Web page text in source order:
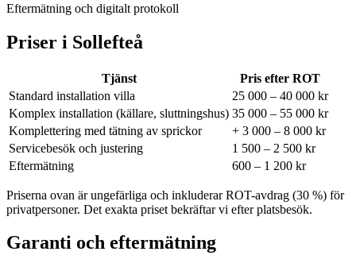
Eftermätning och digitalt protokoll
Priser i Sollefteå
Tjänst
Pris efter ROT
Standard installation villa
25 000 – 40 000 kr
Komplex installation (källare, sluttningshus) 35 000 – 55 000 kr
Komplettering med tätning av sprickor
+ 3 000 – 8 000 kr
Servicebesök och justering
1 500 – 2 500 kr
Eftermätning
600 – 1 200 kr
Priserna ovan är ungefärliga och inkluderar ROT-avdrag (30 %) för
privatpersoner. Det exakta priset bekräftar vi efter platsbesök.
Garanti och eftermätning